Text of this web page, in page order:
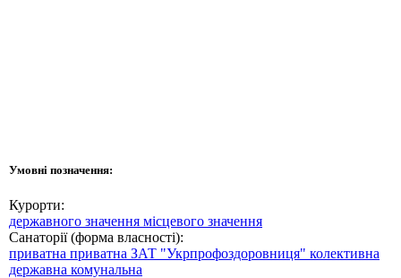
Умовні позначення:
Курорти:
державного значення місцевого значення
Санаторії (форма власності):
приватна приватна ЗАТ "Укрпрофоздоровниця" колективна
державна комунальна